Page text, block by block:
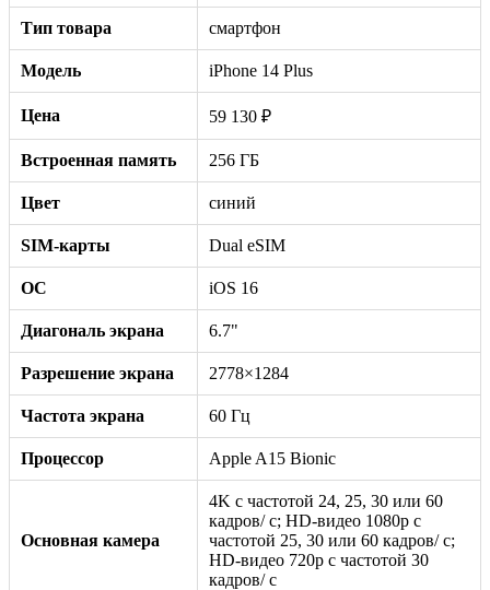
Тип товара смартфон
Модель iPhone 14 Plus
Цена 59 130 ₽
Встроенная память 256 ГБ
Цвет синий
SIM-карты Dual eSIM
ОС iOS 16
Диагональ экрана 6.7"
Разрешение экрана 2778×1284
Частота экрана 60 Гц
Процессор Apple A15 Bionic
Основная камера
4K с частотой 24, 25, 30 или 60
кадров/ с; HD-видео 1080p с
частотой 25, 30 или 60 кадров/ с;
HD-видео 720p с частотой 30
кадров/ с